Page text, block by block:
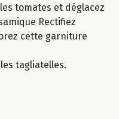
tomates et déglacez
Rectifiez
cette garniture
tagliatelles.